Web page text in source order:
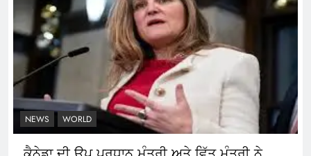
NEWS WORLD